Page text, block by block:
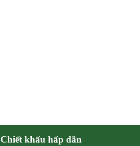
Chiết khấu hấp dẫn